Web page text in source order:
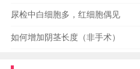
尿检中白细胞多，红细胞偶见
如何增加阴茎长度（非手术）